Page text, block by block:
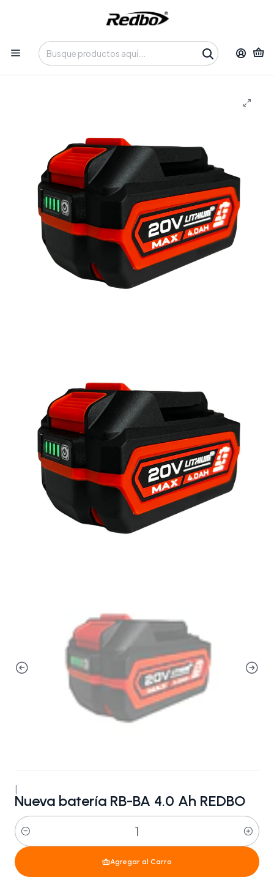
Tienda 100% Online con despacho a domicilio o retiro en
Oficina • Lun-Vie 09:30-14:00 / 15:00-17:30 • 📞 +56 9 3730 2311
Insumos y Accesorios
Baterías y Cargadores Nueva batería RB-BA 4.0 Ah REDBO
Nueva batería RB-BA 4.0 Ah REDBO
Cantidad
Agregar al Carro